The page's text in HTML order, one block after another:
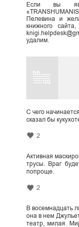
Если вы
Пелевина и
книжного
удалим.
С чего
сказал бы
2
Активная
трусы. Враг
попроще.
2
В восемнадцать
она в нем
театр, милая.